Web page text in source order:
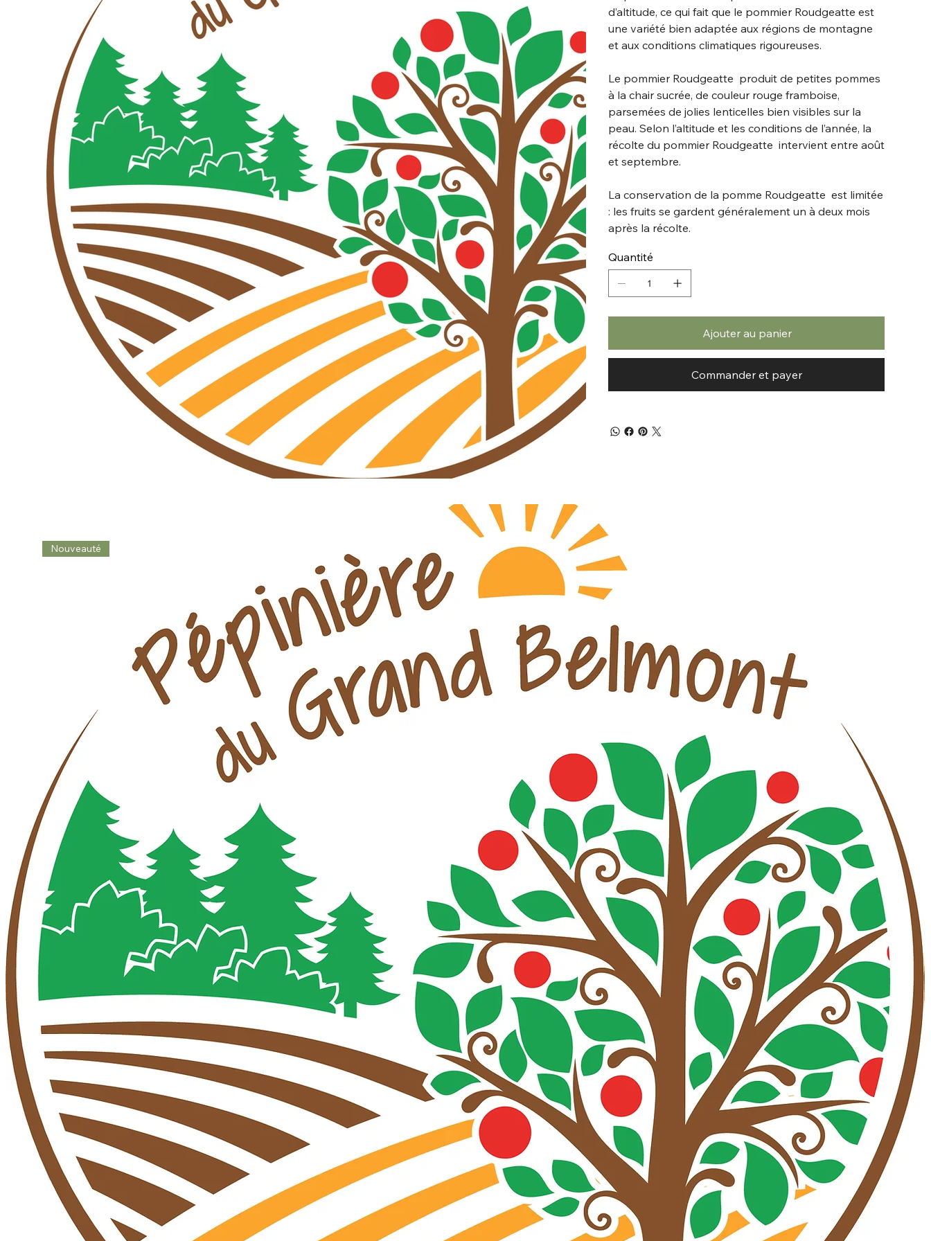
d’altitude, ce qui fait que le pommier Roudgeatte est
une variété bien adaptée aux régions de montagne
et aux conditions climatiques rigoureuses.
Le pommier Roudgeatte produit de petites pommes
à la chair sucrée, de couleur rouge framboise,
parsemées de jolies lenticelles bien visibles sur la
peau. Selon l’altitude et les conditions de l’année, la
récolte du pommier Roudgeatte intervient entre août
et septembre.
La conservation de la pomme Roudgeatte est limitée
: les fruits se gardent généralement un à deux mois
après la récolte.
Quantité
Ajouter au panier
Commander et payer
Nouveauté